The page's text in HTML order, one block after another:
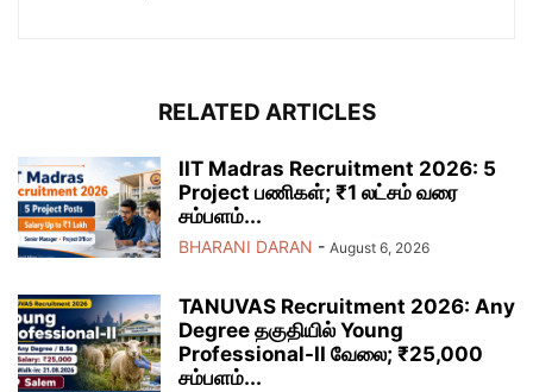
RELATED ARTICLES
IIT Madras Recruitment 2026: 5
Project பணிகள்; ₹1 லட்சம் வரை
சம்பளம்...
BHARANI DARAN - August 6, 2026
TANUVAS Recruitment 2026: Any
Degree தகுதியில் Young
Professional-II வேலை; ₹25,000
சம்பளம்...